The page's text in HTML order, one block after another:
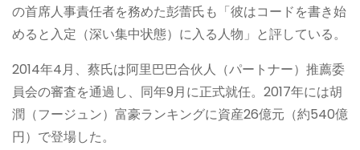
の首席人事責任者を務めた彭蕾氏も「彼はコードを書き始
めると入定（深い集中状態）に入る人物」と評している。
2014年4月、蔡氏は阿里巴巴合伙人（パートナー）推薦委
員会の審査を通過し、同年9月に正式就任。2017年には胡
潤（フージュン）富豪ランキングに資産26億元（約540億
円）で登場した。